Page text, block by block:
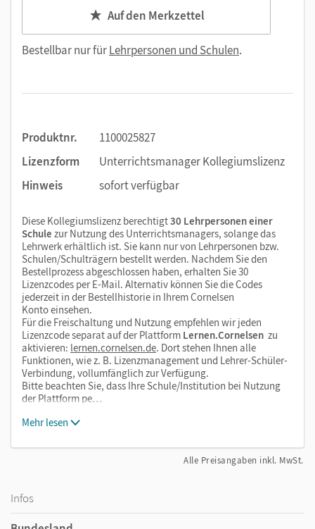
Auf den Merkzettel
Bestellbar nur fürLehrpersonen und Schulen.
Produktnr.
1100025827
Lizenzform
Unterrichtsmanager Kollegiumslizenz
Hinweis
sofort verfügbar
Diese Kollegiumslizenz berechtigt30 Lehrpersonen einer
Schule zur Nutzung des Unterrichtsmanagers, solange das
Lehrwerk erhältlich ist. Sie kann nur von Lehrpersonen bzw.
Schulen/Schulträgern bestellt werden. Nachdem Sie den
Bestellprozess abgeschlossen haben, erhalten Sie 30
Lizenzcodes per E-Mail. Alternativ können Sie die Codes
jederzeit in der Bestellhistorie in Ihrem Cornelsen
Konto einsehen.
Für die Freischaltung und Nutzung empfehlen wir jeden
Lizenzcode separat auf der Plattform Lernen.Cornelsen zu
aktivieren: lernen.cornelsen.de. Dort stehen Ihnen alle
Funktionen, wie z. B. Lizenzmanagement und Lehrer-Schüler-
Verbindung, vollumfänglich zur Verfügung.
Bitte beachten Sie, dass Ihre Schule/Institution bei Nutzung
der Plattform pe…
Mehr lesen
Alle Preisangaben inkl. MwSt.
Infos